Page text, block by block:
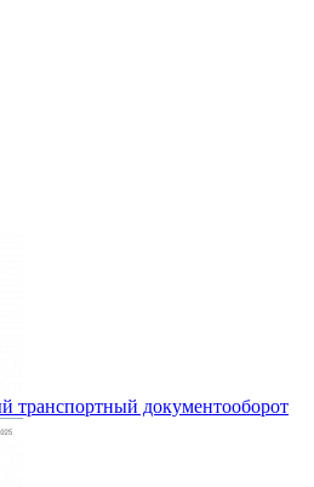
транспортный документооборот